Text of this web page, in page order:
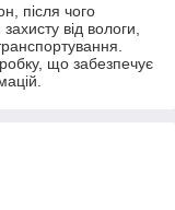
після чого
від вологи,
що забезпечує